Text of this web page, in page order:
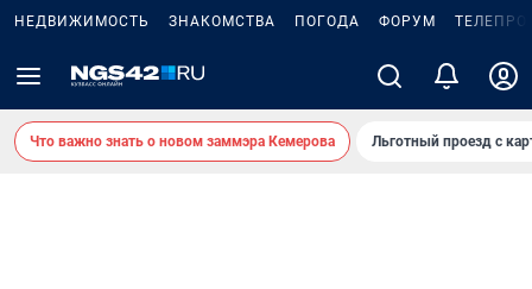
НЕДВИЖИМОСТЬ ЗНАКОМСТВА ПОГОДА ФОРУМ
Что важно знать о новом заммэра Кемерова Льготный проезд с